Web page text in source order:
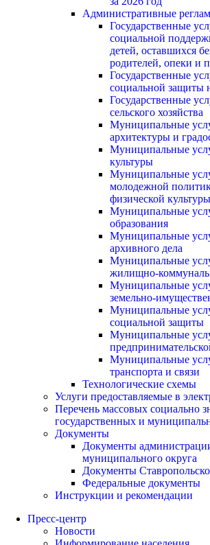
Административные
Государственные
социальной
детей, оставшихся
родителей, опеки и
Государственные
социальной защиты
Государственные
сельского хозяйства
Муниципальные
архитектуры и
Муниципальные
культуры
Муниципальные
молодежной
физической
Муниципальные
образования
Муниципальные
архивного дела
Муниципальные
жилищно-
Муниципальные
земельно-
Муниципальные
социальной защиты
Муниципальные
Муниципальные
транспорта и связи
Технологические схемы
Услуги предоставляемые в
Перечень массовых социально
государственных и
Документы
Документы
муниципального округа
Документы
Федеральные документы
Инструкции и рекомендации
Пресс-центр
Новости